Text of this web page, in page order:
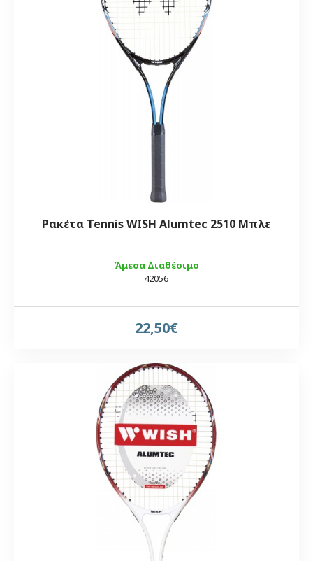
Άμεσα Διαθέσιμο
42056
Ρακέτα Tennis WISH Alumtec 2510 Μπλε
22,50€